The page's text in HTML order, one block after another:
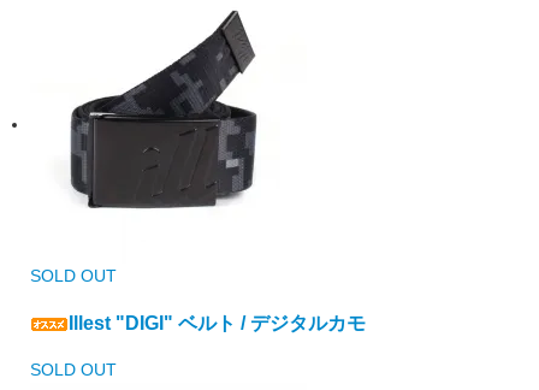
SOLD OUT
Illest "DIGI" ベルト / デジタルカモ
SOLD OUT